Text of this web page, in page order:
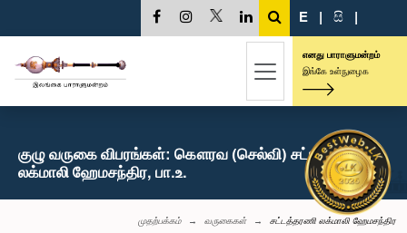
E | සි |
எனது பாராளுமன்றம்
இங்கே உள்நுழைக
குழு வருகை விபரங்கள்: கௌரவ (செல்வி) சட்டத்தரணி
லக்மாலி ஹேமசந்திர, பா.உ.
முதற்பக்கம் வருகைகள் சட்டத்தரணி லக்மாலி ஹேமசந்திர